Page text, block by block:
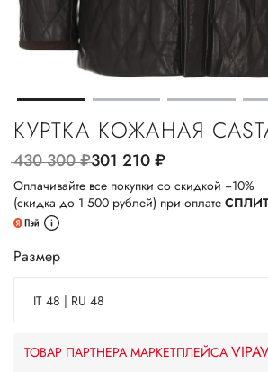
КУРТКА КОЖАНАЯ
430 300руб.301 210руб.
Оплачивайте все покупки со скидкой −10%
(скидка до 1 500 рублей) при оплате
Размер
IT 48 | RU 48
ТОВАР ПАРТНЕРА МАРКЕТПЛЕЙСА